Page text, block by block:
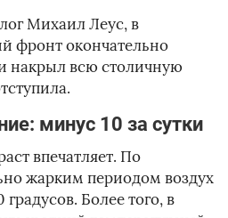
Михаил Леус, в
фронт окончательно
накрыл всю столичную
минус 10 за сутки
впечатляет. По
жарким периодом воздух
Более того, в